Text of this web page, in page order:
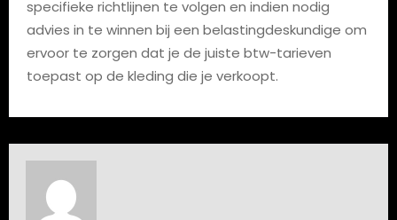
specifieke richtlijnen te volgen en indien nodig
advies in te winnen bij een belastingdeskundige om
ervoor te zorgen dat je de juiste btw-tarieven
toepast op de kleding die je verkoopt.